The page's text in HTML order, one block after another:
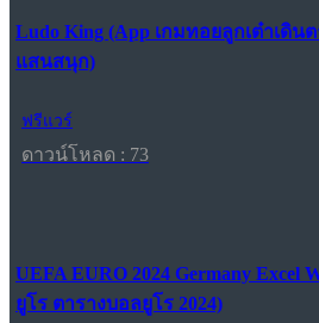
Ludo King (App เกมทอยลูกเต๋าเดิ
แสนสนุก)
ฟรีแวร์
ดาวน์โหลด : 73
UEFA EURO 2024 Germany Excel
ยูโร ตารางบอลยูโร 2024)